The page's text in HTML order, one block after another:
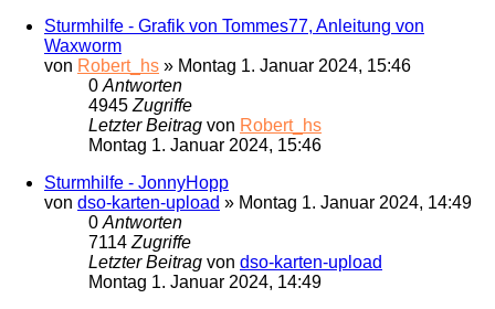
Sturmhilfe - Grafik von Tommes77, Anleitung von
Waxworm
von Robert_hs » Montag 1. Januar 2024, 15:46
0Antworten
4945Zugriffe
Letzter Beitrag von Robert_hs
Montag 1. Januar 2024, 15:46
Sturmhilfe - JonnyHopp
von dso-karten-upload » Montag 1. Januar 2024, 14:49
0Antworten
7114Zugriffe
Letzter Beitrag von dso-karten-upload
Montag 1. Januar 2024, 14:49